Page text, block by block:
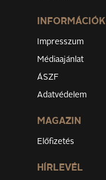
INFORMÁCIÓK
Impresszum
Médiaajánlat
ÁSZF
Adatvédelem
MAGAZIN
Előfizetés
HÍRLEVÉL